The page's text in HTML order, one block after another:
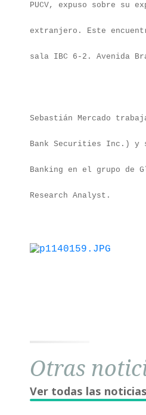
PUCV, expuso sobre
extranjero. Este
sala IBC 6-2. Avenida
Sebastián Mercado
Bank Securities Inc.) y
Banking en el grupo de
Research Analyst.
Otras
Ver todas las noticias